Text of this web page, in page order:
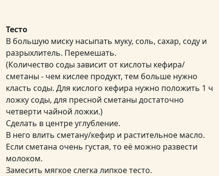
Тесто
В большую миску насыпать муку, соль, сахар, соду и
разрыхлитель. Перемешать.
(Количество соды зависит от кислоты кефира/
сметаны - чем кислее продукт, тем больше нужно
класть соды. Для кислого кефира нужно положить 1 ч
ложку соды, для пресной сметаны достаточно
четверти чайной ложки.)
Сделать в центре углубление.
В него влить сметану/кефир и растительное масло.
Если сметана очень густая, то её можно развести
молоком.
Замесить мягкое слегка липкое тесто.